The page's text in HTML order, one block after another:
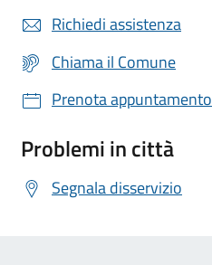
Richiedi assistenza
Chiama il Comune
Prenota appuntamento
Problemi in città
Segnala disservizio